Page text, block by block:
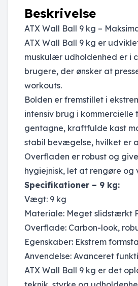
Beskrivelse
ATX Wall Ball 9 kg –
ATX Wall Ball 9 kg er
muskulær udholdenhed er i
brugere, der ønsker at
workouts.
Bolden er fremstillet i
intensiv brug i kommercielle
gentagne, kraftfulde kast
stabil bevægelse, hvilket er
Overfladen er robust og
hygiejnisk, let at rengøre
Specifikationer – 9 kg:
Vægt: 9 kg
Materiale: Meget slidstærkt
Overflade: Carbon-look,
Egenskaber: Ekstrem
Anvendelse: Avanceret
ATX Wall Ball 9 kg er det